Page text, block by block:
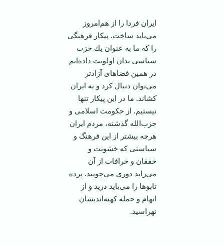
‏ايران فردا را از هم‌امروز
می‌بايد ساخت. پيكار فرهنگی
را كه ما به عنوان يك حزب
سياسی بدان ‏اولويت داده‌ايم
در همين فضاهای آزادتر
می‌توان دنبال كرد و به ايران
كشاند. ما در اين پيكار تنها
نيستيم. ‏از حكومت اسلامی و
حزب‌الله گذشته، مردم ايران
هرچه بيشتر از اين فرهنگ و
سياستی كه خشونت و
‏خفقان و خرافات از آن
می‌زايد دوری می‌جويند. پرده
تابوها را می‌بايد دريد و از
اتهام و حمله كهنه‌‏انديشان
نهراسيد.